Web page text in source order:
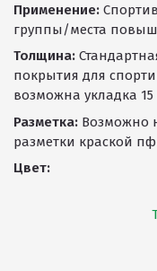
Применение:
группы/места
Толщина:
покрытия для
возможна укладка
Разметка: Возможно
разметки краской
Цвет: